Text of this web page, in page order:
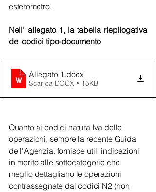
esterometro.
Nell' allegato 1, la tabella riepilogativa
dei codici tipo-documento
Allegato 1 .docx
Scarica DOCX • 15KB
Quanto ai codici natura Iva delle
operazioni, sempre la recente Guida
dell’Agenzia, fornisce utili indicazioni
in merito alle sottocategorie che
meglio dettagliano le operazioni
contrassegnate dai codici N2 (non